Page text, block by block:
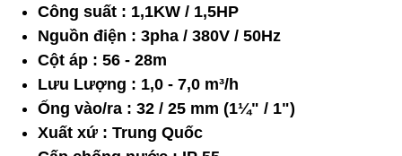
Công suất : 1,1KW / 1,5HP
Nguồn điện : 3pha / 380V / 50Hz
Cột áp : 56 - 28m
Lưu Lượng : 1,0 - 7,0 m³/h
Ống vào/ra : 32 / 25 mm (1¼" / 1")
Xuất xứ : Trung Quốc